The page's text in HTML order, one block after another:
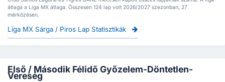
átlaga a Liga MX átlaga. Összesen 124 lap volt 2026/2027 szezonban, 27
mérkőzésen.
Liga MX Sárga / Piros Lap Statisztikák
Első / Második Félidő Győzelem-Döntetlen-
Vereség